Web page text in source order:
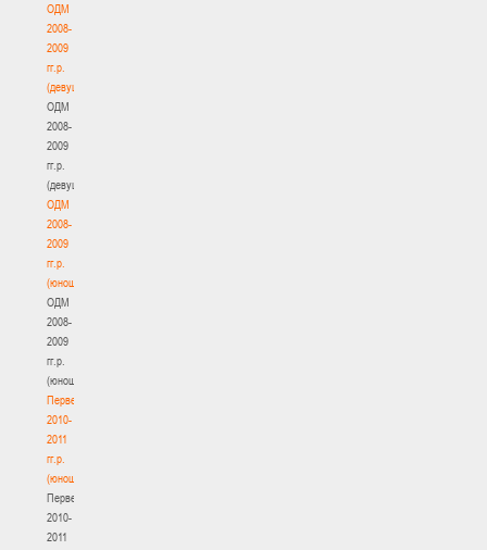
ОДМ
2008-
2009
гг.р.
(девушки)
ОДМ
2008-
2009
гг.р.
(девушки)
ОДМ
2008-
2009
гг.р.
(юноши)
ОДМ
2008-
2009
гг.р.
(юноши)
Первенство
2010-
2011
гг.р.
(юноши)
Первенство
2010-
2011